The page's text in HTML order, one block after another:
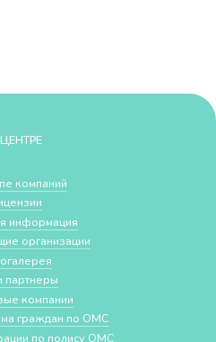
компаний
информация
организации
партнеры
компании
граждан по ОМС
по полису ОМС